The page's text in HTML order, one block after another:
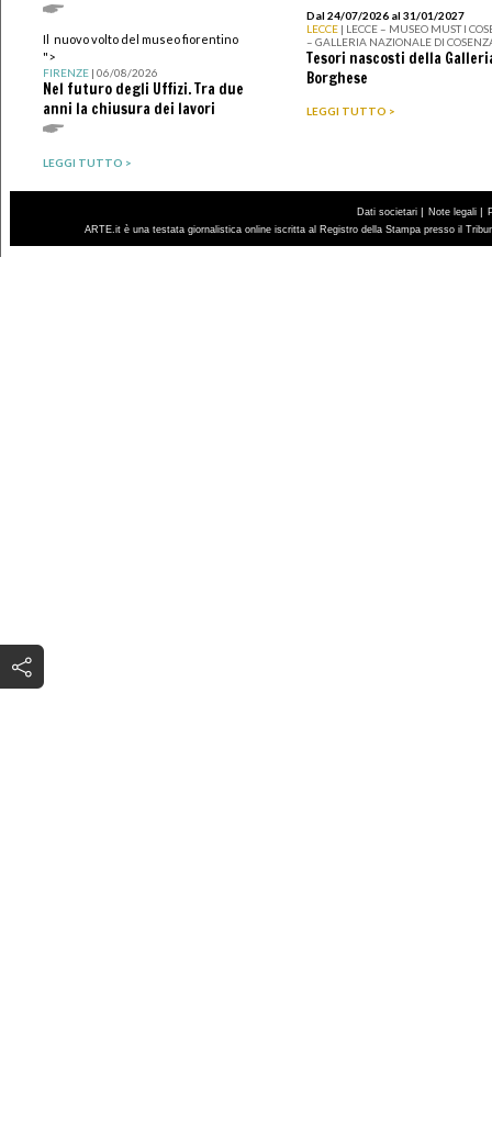
Il nuovo volto del museo fiorentino
">
FIRENZE| 06/08/2026
Nel futuro degli Uffizi. Tra due
anni la chiusura dei lavori
LEGGI TUTTO >
Dal 24/07/2026 al 31/01/2027
LECCE | LECCE – MUSEO MUST I
– GALLERIA NAZIONALE DI
Tesori nascosti della
Borghese
LEGGI TUTTO >
Dati societari | Note legali |
ARTE.it è una testata giornalistica online iscritta al Registro della Stampa presso il